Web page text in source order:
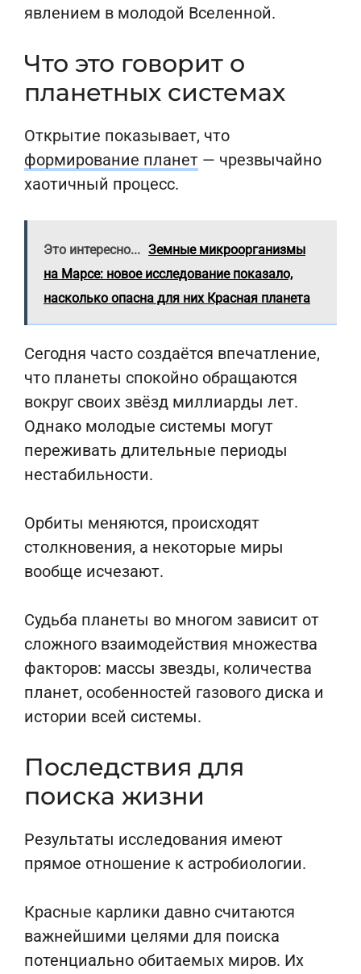
явлением в молодой Вселенной.
Что это говорит о
планетных системах
Открытие показывает, что
формирование планет — чрезвычайно
хаотичный процесс.
Это интересно... Земные микроорганизмы
на Марсе: новое исследование показало,
насколько опасна для них Красная планета
Сегодня часто создаётся впечатление,
что планеты спокойно обращаются
вокруг своих звёзд миллиарды лет.
Однако молодые системы могут
переживать длительные периоды
нестабильности.
Орбиты меняются, происходят
столкновения, а некоторые миры
вообще исчезают.
Судьба планеты во многом зависит от
сложного взаимодействия множества
факторов: массы звезды, количества
планет, особенностей газового диска и
истории всей системы.
Последствия для
поиска жизни
Результаты исследования имеют
прямое отношение к астробиологии.
Красные карлики давно считаются
важнейшими целями для поиска
потенциально обитаемых миров. Их